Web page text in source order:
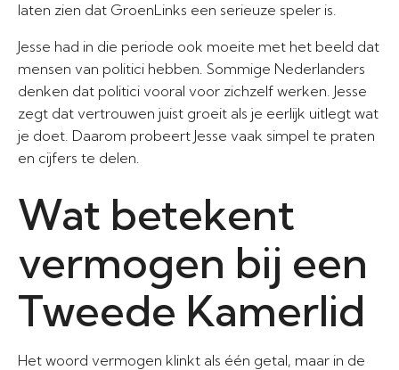
laten zien dat GroenLinks een serieuze speler is.
Jesse had in die periode ook moeite met het beeld dat
mensen van politici hebben. Sommige Nederlanders
denken dat politici vooral voor zichzelf werken. Jesse
zegt dat vertrouwen juist groeit als je eerlijk uitlegt wat
je doet. Daarom probeert Jesse vaak simpel te praten
en cijfers te delen.
Wat betekent
vermogen bij een
Tweede Kamerlid
Het woord vermogen klinkt als één getal, maar in de